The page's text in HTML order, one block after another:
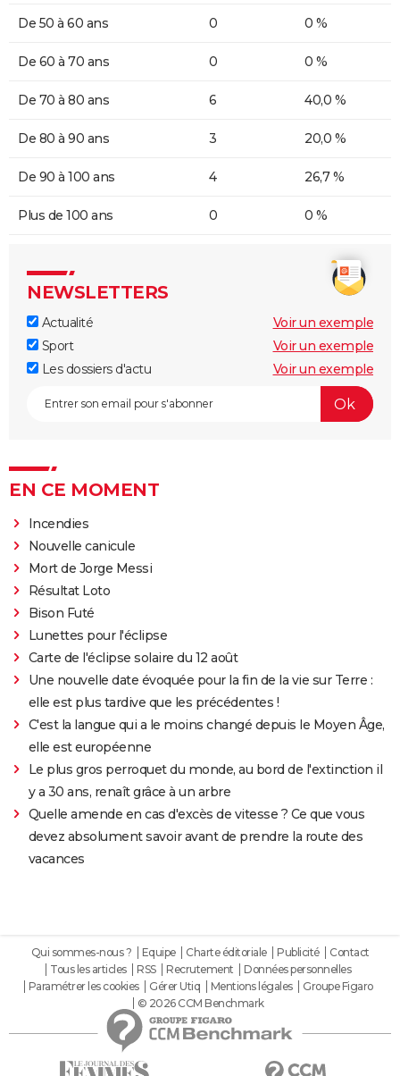
De 50 à 60 ans 0 0 %
De 60 à 70 ans 0 0 %
De 70 à 80 ans 6 40,0 %
De 80 à 90 ans 3 20,0 %
De 90 à 100 ans 4 26,7 %
Plus de 100 ans 0 0 %
NEWSLETTERS
Actualité
Voir un exemple
Sport
Voir un exemple
Les dossiers d'actu
Voir un exemple
EN CE MOMENT
Incendies
Nouvelle canicule
Mort de Jorge Messi
Résultat Loto
Bison Futé
Lunettes pour l'éclipse
Carte de l'éclipse solaire du 12 août
Une nouvelle date évoquée pour la fin de la vie sur Terre :
elle est plus tardive que les précédentes !
C'est la langue qui a le moins changé depuis le Moyen Âge,
elle est européenne
Le plus gros perroquet du monde, au bord de l'extinction il
y a 30 ans, renaît grâce à un arbre
Quelle amende en cas d'excès de vitesse ? Ce que vous
devez absolument savoir avant de prendre la route des
vacances
Qui sommes-nous ? Equipe Charte éditoriale Publicité
Contact
Tous les articles
RSS Recrutement
Données personnelles
Paramétrer les cookies
Gérer Utiq Mentions légales
Groupe Figaro
© 2026 CCM Benchmark